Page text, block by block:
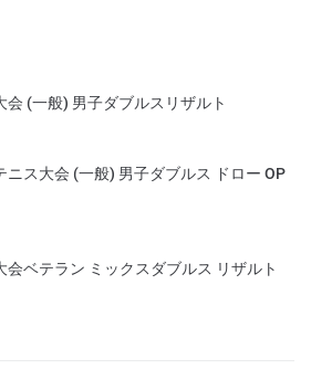
(一般) 男子ダブルスリザルト
ス大会 (一般) 男子ダブルス ドロー OP
ベテラン ミックスダブルス リザルト